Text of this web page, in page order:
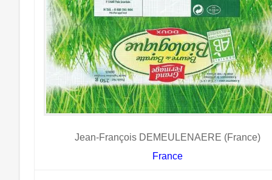
Jean-François DEMEULENAERE (France)
France